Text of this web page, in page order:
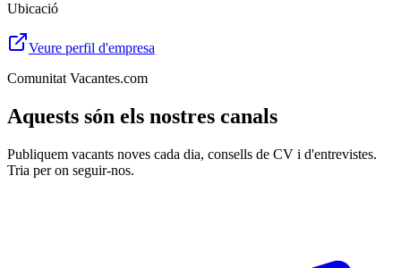
Ubicació
Veure perfil d'empresa
Comunitat Vacantes.com
Aquests són els nostres canals
Publiquem vacants noves cada dia, consells de CV i d'entrevistes.
Tria per on seguir-nos.